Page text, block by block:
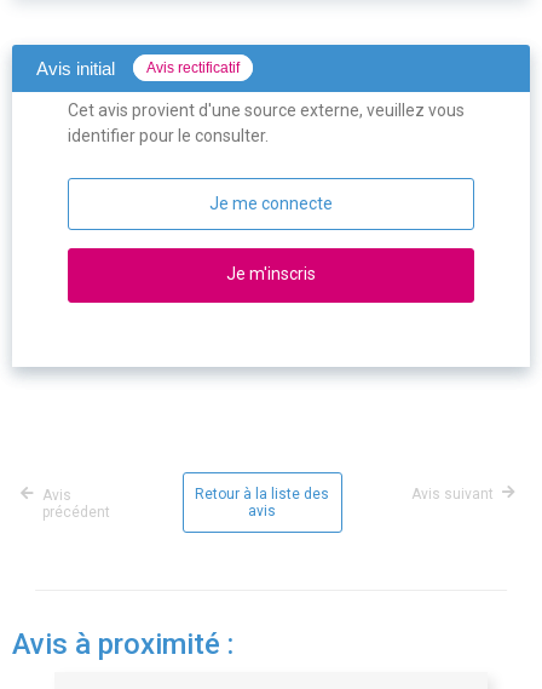
Avis initial Avis rectificatif
Cet avis provient d'une source externe, veuillez vous
identifier pour le consulter.
Je me connecte
Je m'inscris
Avis
précédent
Retour à la liste des
avis
Avis suivant
Avis à proximité :